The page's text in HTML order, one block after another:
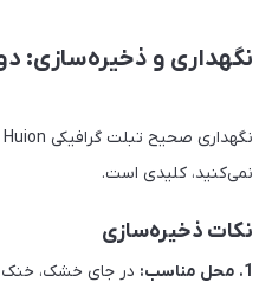
نگهداری و ذخیره‌سازی:
نمی‌کنید، کلیدی است.
نکات ذخیره‌سازی
1. محل مناسب:
در جای خشک، خنک